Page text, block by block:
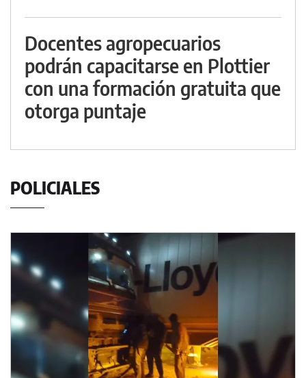
Docentes agropecuarios
podrán capacitarse en Plottier
con una formación gratuita que
otorga puntaje
POLICIALES